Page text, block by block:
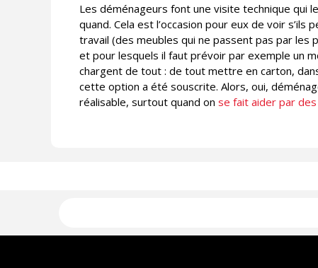
Les déménageurs font une visite technique qui
quand. Cela est l’occasion pour eux de voir
travail (des meubles qui ne passent pas par les
et pour lesquels il faut prévoir par exemple un
chargent de tout : de tout mettre en carton,
cette option a été souscrite. Alors, oui,
réalisable, surtout quand on se fait aider par